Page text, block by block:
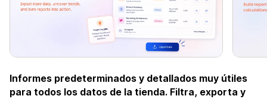
Informes predeterminados y detallados muy útiles
para todos los datos de la tienda. Filtra, exporta y